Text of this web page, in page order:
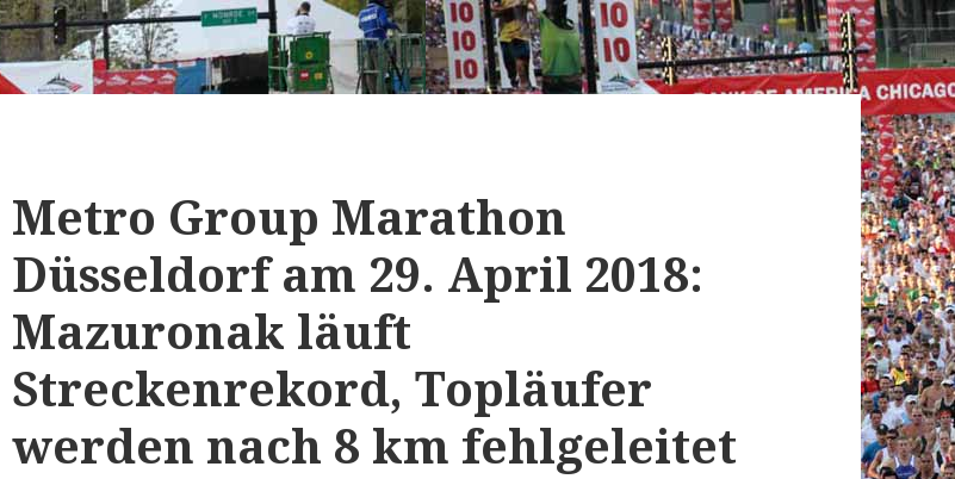
Metro Group Marathon
Düsseldorf am 29. April 2018:
Mazuronak läuft
Streckenrekord, Topläufer
werden nach 8 km fehlgeleitet